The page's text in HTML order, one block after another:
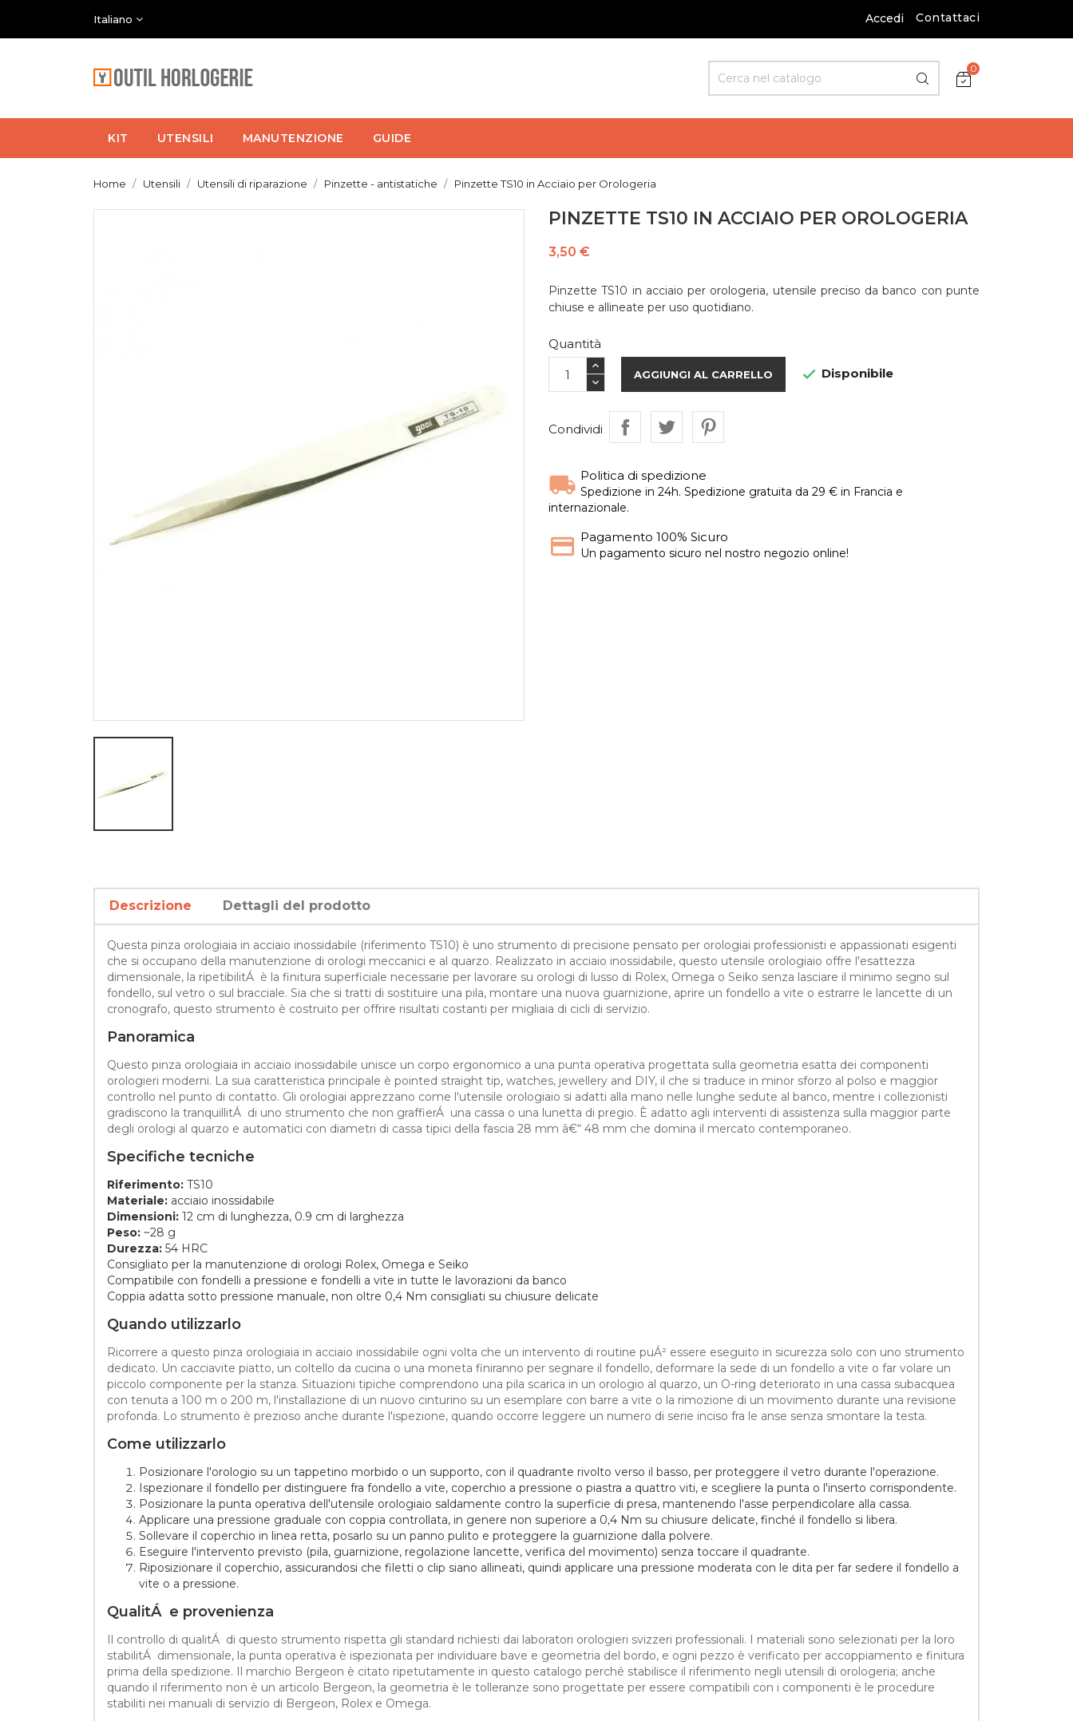
Italiano Accedi Contattaci
0
KIT UTENSILI MANUTENZIONE GUIDE
Home Utensili Utensili di riparazione Pinzette - antistatiche Pinzette TS10 in Acciaio per Orologeria
PINZETTE TS10 IN ACCIAIO PER OROLOGERIA
3,50 €
Pinzette TS10 in acciaio per orologeria, utensile preciso da banco con punte
chiuse e allineate per uso quotidiano.
Quantità
AGGIUNGI AL CARRELLO  Disponibile
Condividi
Politica di spedizione
Spedizione in 24h. Spedizione gratuita da 29 € in Francia e
internazionale.
Pagamento 100% Sicuro
Un pagamento sicuro nel nostro negozio online!
Descrizione Dettagli del prodotto
Questa pinza orologiaia in acciaio inossidabile (riferimento TS10) è uno strumento di precisione pensato per orologiai professionisti e appassionati esigenti
che si occupano della manutenzione di orologi meccanici e al quarzo. Realizzato in acciaio inossidabile, questo utensile orologiaio offre l'esattezza
dimensionale, la ripetibilitÁ è la finitura superficiale necessarie per lavorare su orologi di lusso di Rolex, Omega o Seiko senza lasciare il minimo segno sul
fondello, sul vetro o sul bracciale. Sia che si tratti di sostituire una pila, montare una nuova guarnizione, aprire un fondello a vite o estrarre le lancette di un
cronografo, questo strumento è costruito per offrire risultati costanti per migliaia di cicli di servizio.
Panoramica
Questo pinza orologiaia in acciaio inossidabile unisce un corpo ergonomico a una punta operativa progettata sulla geometria esatta dei componenti
orologieri moderni. La sua caratteristica principale è pointed straight tip, watches, jewellery and DIY, il che si traduce in minor sforzo al polso e maggior
controllo nel punto di contatto. Gli orologiai apprezzano come l'utensile orologiaio si adatti alla mano nelle lunghe sedute al banco, mentre i collezionisti
gradiscono la tranquillitÁ di uno strumento che non graffierÁ una cassa o una lunetta di pregio. È adatto agli interventi di assistenza sulla maggior parte
degli orologi al quarzo e automatici con diametri di cassa tipici della fascia 28 mm â€“ 48 mm che domina il mercato contemporaneo.
Specifiche tecniche
Riferimento: TS10
Materiale: acciaio inossidabile
Dimensioni: 12 cm di lunghezza, 0.9 cm di larghezza
Peso: ~28 g
Durezza: 54 HRC
Consigliato per la manutenzione di orologi Rolex, Omega e Seiko
Compatibile con fondelli a pressione e fondelli a vite in tutte le lavorazioni da banco
Coppia adatta sotto pressione manuale, non oltre 0,4 Nm consigliati su chiusure delicate
Quando utilizzarlo
Ricorrere a questo pinza orologiaia in acciaio inossidabile ogni volta che un intervento di routine puÁ² essere eseguito in sicurezza solo con uno strumento
dedicato. Un cacciavite piatto, un coltello da cucina o una moneta finiranno per segnare il fondello, deformare la sede di un fondello a vite o far volare un
piccolo componente per la stanza. Situazioni tipiche comprendono una pila scarica in un orologio al quarzo, un O-ring deteriorato in una cassa subacquea
con tenuta a 100 m o 200 m, l'installazione di un nuovo cinturino su un esemplare con barre a vite o la rimozione di un movimento durante una revisione
profonda. Lo strumento è prezioso anche durante l'ispezione, quando occorre leggere un numero di serie inciso fra le anse senza smontare la testa.
Come utilizzarlo
Posizionare l'orologio su un tappetino morbido o un supporto, con il quadrante rivolto verso il basso, per proteggere il vetro durante l'operazione.
Ispezionare il fondello per distinguere fra fondello a vite, coperchio a pressione o piastra a quattro viti, e scegliere la punta o l'inserto corrispondente.
Posizionare la punta operativa dell'utensile orologiaio saldamente contro la superficie di presa, mantenendo l'asse perpendicolare alla cassa.
Applicare una pressione graduale con coppia controllata, in genere non superiore a 0,4 Nm su chiusure delicate, finché il fondello si libera.
Sollevare il coperchio in linea retta, posarlo su un panno pulito e proteggere la guarnizione dalla polvere.
Eseguire l'intervento previsto (pila, guarnizione, regolazione lancette, verifica del movimento) senza toccare il quadrante.
Riposizionare il coperchio, assicurandosi che filetti o clip siano allineati, quindi applicare una pressione moderata con le dita per far sedere il fondello a
vite o a pressione.
QualitÁ e provenienza
Il controllo di qualitÁ di questo strumento rispetta gli standard richiesti dai laboratori orologieri svizzeri professionali. I materiali sono selezionati per la loro
stabilitÁ dimensionale, la punta operativa è ispezionata per individuare bave e geometria del bordo, e ogni pezzo è verificato per accoppiamento e finitura
prima della spedizione. Il marchio Bergeon è citato ripetutamente in questo catalogo perché stabilisce il riferimento negli utensili di orologeria; anche
quando il riferimento non è un articolo Bergeon, la geometria è le tolleranze sono progettate per essere compatibili con i componenti è le procedure
stabiliti nei manuali di servizio di Bergeon, Rolex e Omega.